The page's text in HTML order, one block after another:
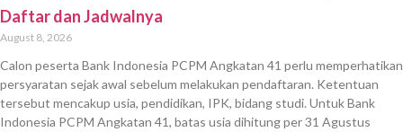
Daftar dan Jadwalnya
August 8, 2026
Calon peserta Bank Indonesia PCPM Angkatan 41 perlu memperhatikan
persyaratan sejak awal sebelum melakukan pendaftaran. Ketentuan
tersebut mencakup usia, pendidikan, IPK, bidang studi. Untuk Bank
Indonesia PCPM Angkatan 41, batas usia dihitung per 31 Agustus